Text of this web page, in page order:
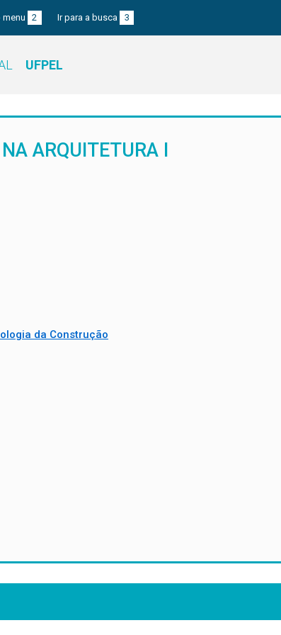
menu 2 Ir para a busca 3
UFPEL
ARQUITETURA I
da Construção